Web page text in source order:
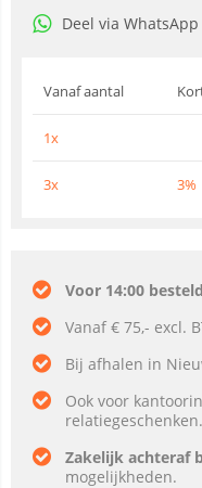
Deel via WhatsApp
Vanaf aantal
1x
3x 3%
Voor 14:00 besteld
Vanaf € 75,- excl.
Bij afhalen in
Ook voor
relatiegeschenken.
Zakelijk achteraf
mogelijkheden.